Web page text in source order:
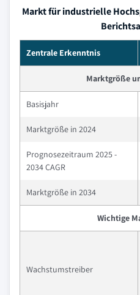
Markt für industrielle
Zentrale Erkenntnis
Marktgröße
Basisjahr
Marktgröße in 2024
Prognosezeitraum 2025 -
2034 CAGR
Marktgröße in 2034
Wichtige
Wachstumstreiber